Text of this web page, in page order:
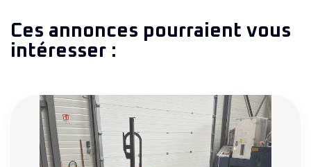
Ces annonces pourraient vous
intéresser :